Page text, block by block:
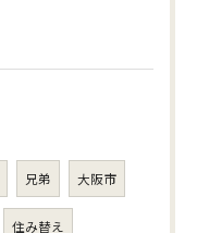
兄弟 大阪市
住み替え